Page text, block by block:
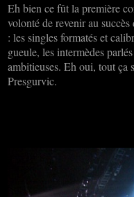
Eh bien ce fût la première
volonté de revenir au
: les singles formatés et
gueule, les intermèdes
ambitieuses. Eh oui, tout ça
Presgurvic.